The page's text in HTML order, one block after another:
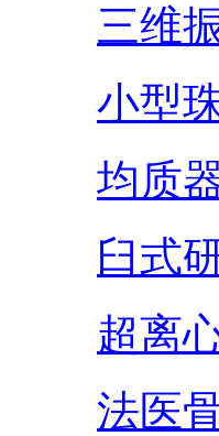
三维
小型
均质
臼式
超离
法医